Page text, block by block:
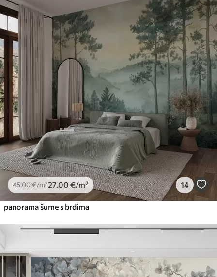
45.00€/m²27 .00 €/m² 14
panorama šume s brdima